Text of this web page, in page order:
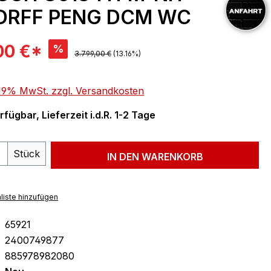
PENG DCM WC
€* % Regulärer Preis:
3.799,00 € (13.16%)
MwSt. zzgl. Versandkosten
Lieferzeit i.d.R. 1-2 Tage
Gib den gewünschten Wert
Stück IN DEN WARENKORB
hinzufügen
65921
2400749877
885978982080